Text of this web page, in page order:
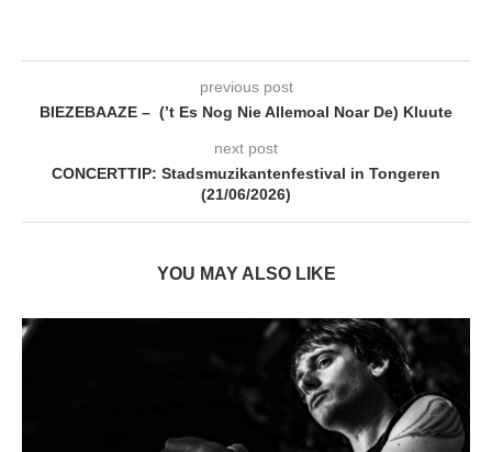
previous post
BIEZEBAAZE – (’t Es Nog Nie Allemoal Noar De) Kluute
next post
CONCERTTIP: Stadsmuzikantenfestival in Tongeren
(21/06/2026)
YOU MAY ALSO LIKE